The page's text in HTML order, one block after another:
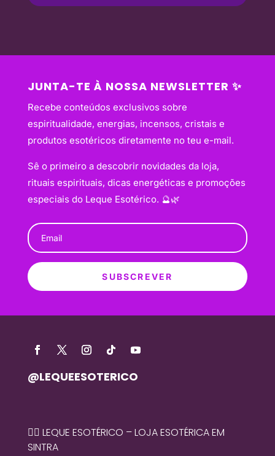
JUNTA-TE À NOSSA NEWSLETTER ✨
Recebe conteúdos exclusivos sobre
espiritualidade, energias, incensos, cristais e
produtos esotéricos diretamente no teu e-mail.
Sê o primeiro a descobrir novidades da loja,
rituais espirituais, dicas energéticas e promoções
especiais do Leque Esotérico. 🔮🌿
SUBSCREVER
@LEQUEESOTERICO
🧙‍♀️ LEQUE ESOTÉRICO – LOJA ESOTÉRICA EM
SINTRA